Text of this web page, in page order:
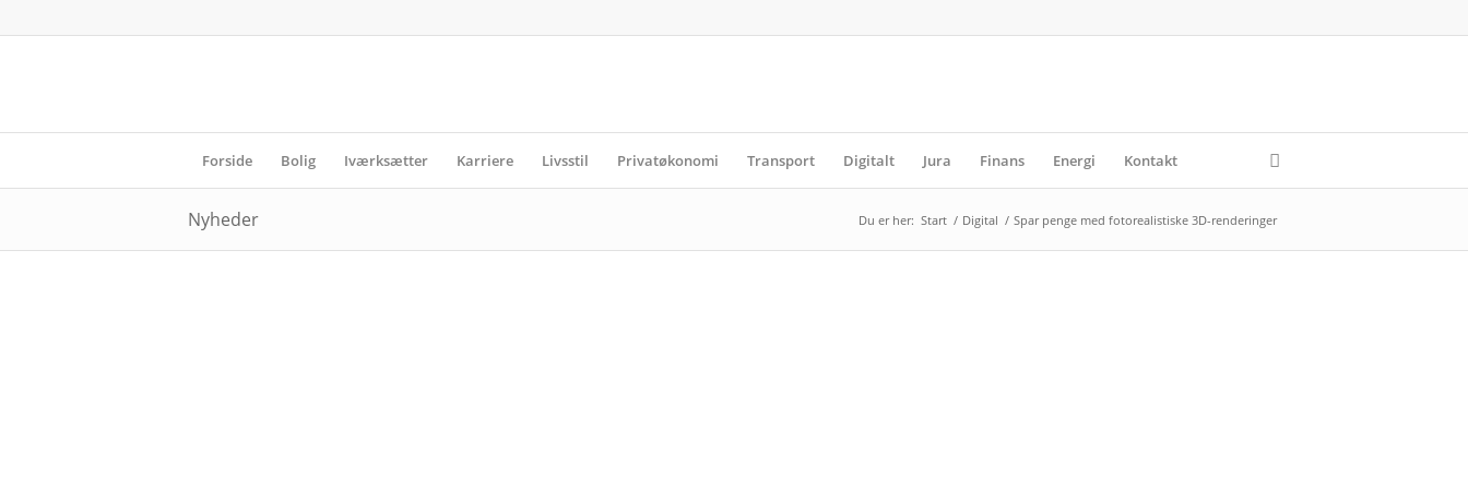
Forside Bolig Iværksætter Karriere Livsstil Privatøkonomi Transport Digitalt Jura Finans Energi Kontakt
Nyheder Du er her: Start / Digital / Spar penge med fotorealistiske 3D-renderinger